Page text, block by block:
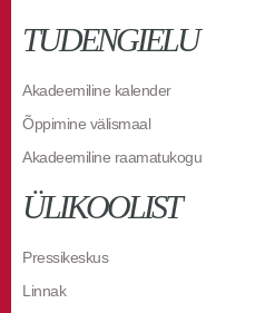
TUDENGIELU
Akadeemiline kalender
Õppimine välismaal
Akadeemiline raamatukogu
ÜLIKOOLIST
Pressikeskus
Linnak